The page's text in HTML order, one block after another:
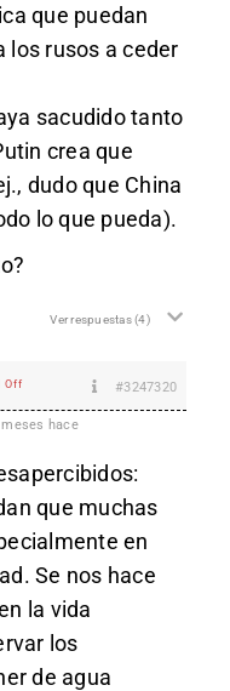
que puedan
los rusos a ceder
sacudido tanto
crea que
dudo que China
lo que pueda).
Ver respuestas(4)
Off #3247320
hace
que muchas
en
Se nos hace
la vida
los
de agua